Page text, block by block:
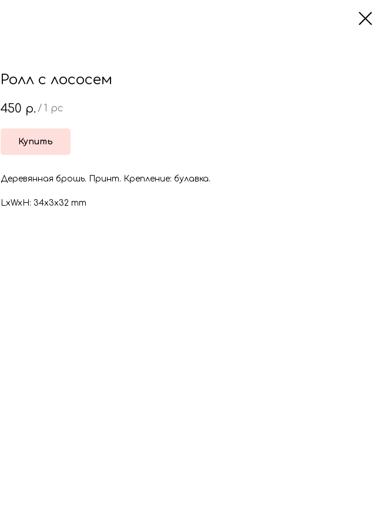
Ролл с лососем
450 р. / 1 pc
Купить
Деревянная брошь. Принт. Крепление: булавка.
LxWxH: 34x3x32 mm